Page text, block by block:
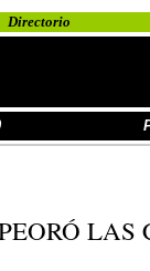
Directorio
LAS